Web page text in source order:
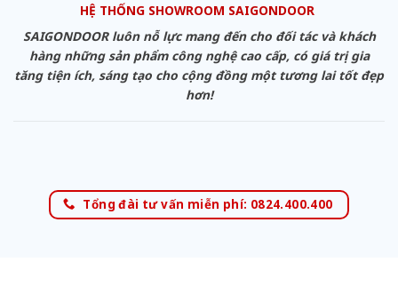
HỆ THỐNG SHOWROOM SAIGONDOOR
SAIGONDOOR luôn nỗ lực mang đến cho đối tác và khách
hàng những sản phẩm công nghệ cao cấp, có giá trị gia
tăng tiện ích, sáng tạo cho cộng đồng một tương lai tốt đẹp
hơn!
Tổng đài tư vấn miễn phí: 0824.400.400